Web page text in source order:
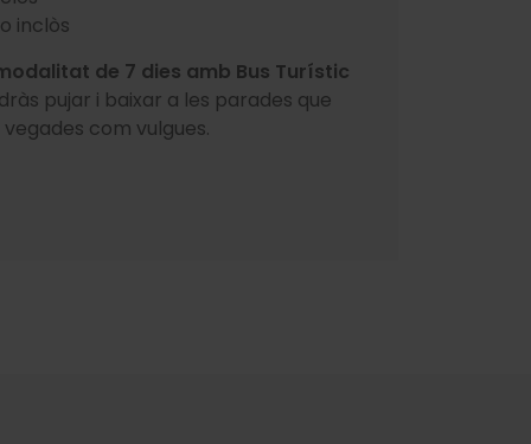
inclòs
de 7 dies amb Bus Turístic
pujar i baixar a les parades que
com vulgues.